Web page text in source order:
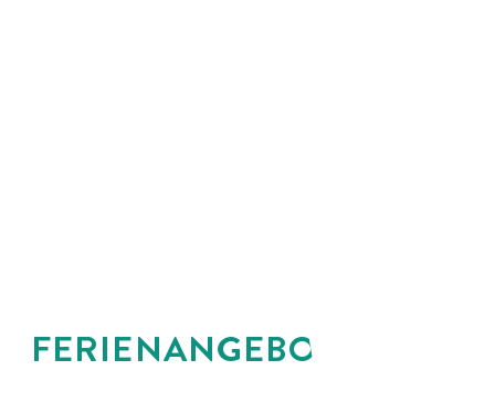
FERIENANGEBOT